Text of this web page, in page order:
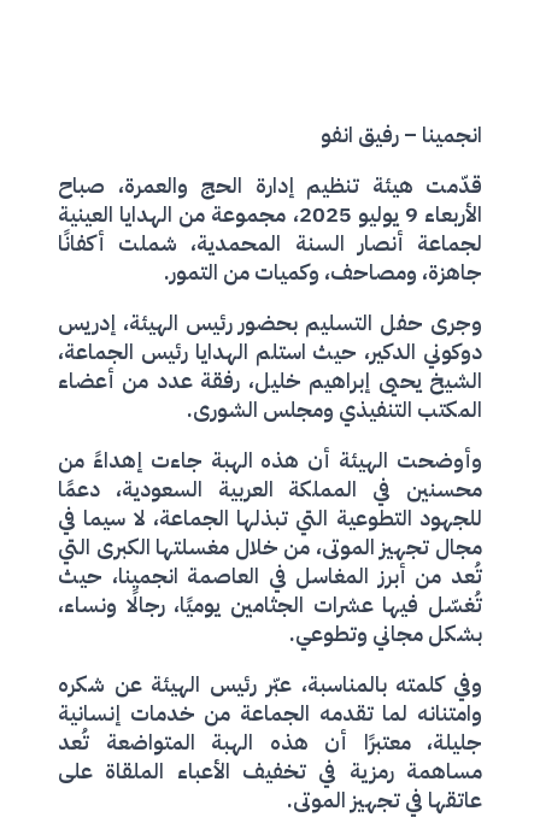
انجمينا – رفيق انفو
قدّمت هيئة تنظيم إدارة الحج والعمرة، صباح
الأربعاء 9 يوليو 2025، مجموعة من الهدايا العينية
لجماعة أنصار السنة المحمدية، شملت أكفانًا
جاهزة، ومصاحف، وكميات من التمور.
وجرى حفل التسليم بحضور رئيس الهيئة، إدريس
دوكوني الدكير، حيث استلم الهدايا رئيس الجماعة،
الشيخ يحيى إبراهيم خليل، رفقة عدد من أعضاء
المكتب التنفيذي ومجلس الشورى.
وأوضحت الهيئة أن هذه الهبة جاءت إهداءً من
محسنين في المملكة العربية السعودية، دعمًا
للجهود التطوعية التي تبذلها الجماعة، لا سيما في
مجال تجهيز الموتى، من خلال مغسلتها الكبرى التي
تُعد من أبرز المغاسل في العاصمة انجمينا، حيث
تُغسّل فيها عشرات الجثامين يوميًا، رجالًا ونساء،
بشكل مجاني وتطوعي.
وفي كلمته بالمناسبة، عبّر رئيس الهيئة عن شكره
وامتنانه لما تقدمه الجماعة من خدمات إنسانية
جليلة، معتبرًا أن هذه الهبة المتواضعة تُعد
مساهمة رمزية في تخفيف الأعباء الملقاة على
عاتقها في تجهيز الموتى.